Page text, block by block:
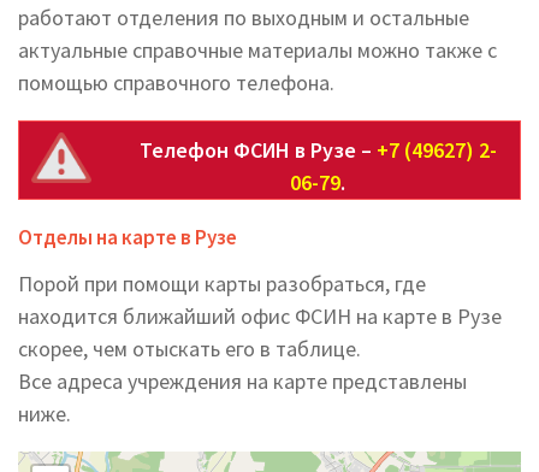
работают отделения по выходным и остальные
актуальные справочные материалы можно также с
помощью справочного телефона.
Телефон ФСИН в Рузе – +7 (49627) 2-
06-79.
Отделы на карте в Рузе
Порой при помощи карты разобраться, где
находится ближайший офис ФСИН на карте в Рузе
скорее, чем отыскать его в таблице.
Все адреса учреждения на карте представлены
ниже.